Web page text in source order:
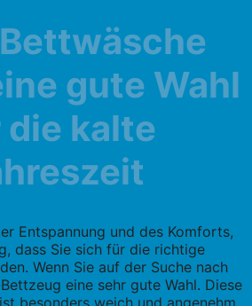
Bettwäsche
gute Wahl
kalte
Entspannung und des Komforts,
dass Sie sich für die richtige
Wenn Sie auf der Suche nach
eine sehr gute Wahl. Diese
besonders weich und angenehm